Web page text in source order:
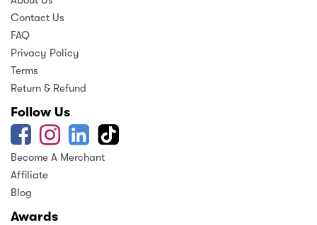
Contact Us
FAQ
Privacy Policy
Terms
Return & Refund
Follow Us
Become A Merchant
Affiliate
Blog
Awards